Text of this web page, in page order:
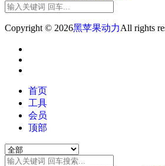
Copyright © 2026黑苹果动力All rights
首页
工具
会员
顶部